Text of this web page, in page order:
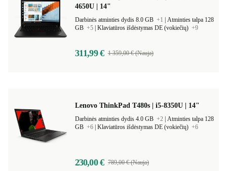
4650U | 14"
Darbinės atminties dydis 8.0 GB +1
Atminties talpa 128
GB +5 Klaviatūros išdėstymas DE (vokiečių) +9
311,99 € 1 359,00 € (Nauja)
Lenovo ThinkPad T480s | i5-8350U | 14"
Darbinės atminties dydis 4.0 GB +2 Atminties talpa 128
GB +6 Klaviatūros išdėstymas DE (vokiečių) +6
230,00 € 789,00 € (Nauja)